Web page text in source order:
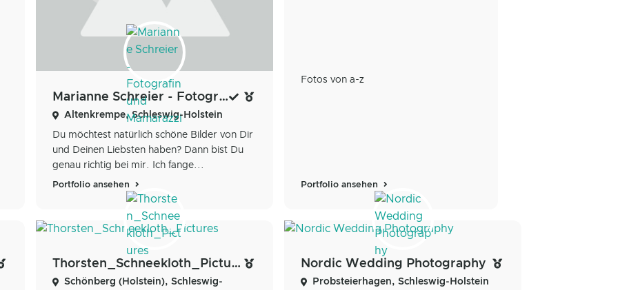
Marianne Schreier - Fotografin und Mamarazzi
Altenkrempe, Schleswig-Holstein
Du möchtest natürlich schöne Bilder von Dir
und Deinen Liebsten haben? Dann bist Du
genau richtig bei mir. Ich fange...
Portfolio ansehen
Fotos von a-z
Portfolio ansehen
Thorsten_Schneekloth_Pictures
Schönberg (Holstein), Schleswig-
Nordic Wedding Photography
Probsteierhagen, Schleswig-Holstein